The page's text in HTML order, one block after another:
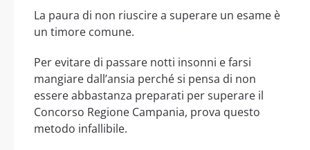
La paura di non riuscire a superare un esame è
un timore comune.
Per evitare di passare notti insonni e farsi
mangiare dall’ansia perché si pensa di non
essere abbastanza preparati per superare il
Concorso Regione Campania, prova questo
metodo infallibile.